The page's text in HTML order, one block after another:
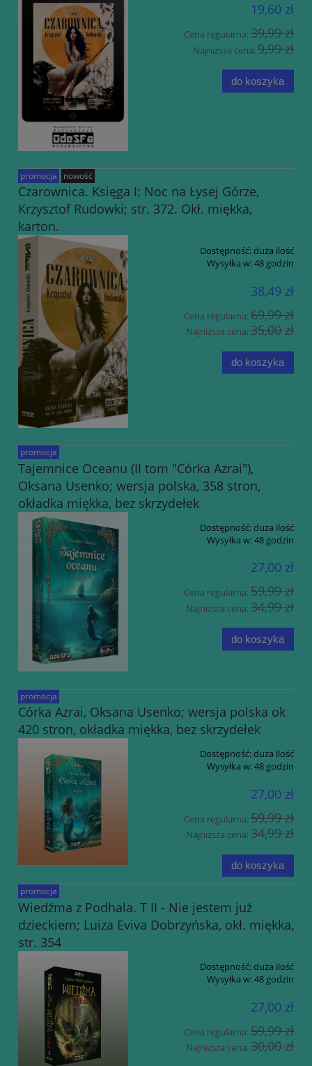
19,60 zł
Cena regularna: 39,99 zł
Najniższa cena: 9,99 zł
do koszyka
Czarownica. Księga I: Noc na Łysej Górze,
Krzysztof Rudowki; str. 372. Okł. miękka,
karton.
Dostępność:duża ilość
Wysyłka w:48 godzin
38,49 zł
Cena regularna: 69,99 zł
Najniższa cena: 35,00 zł
do koszyka
promocja nowość
Tajemnice Oceanu (II tom "Córka Azrai"),
Oksana Usenko; wersja polska, 358 stron,
okładka miękka, bez skrzydełek
Dostępność:duża ilość
Wysyłka w:48 godzin
27,00 zł
Cena regularna: 59,99 zł
Najniższa cena: 34,99 zł
do koszyka
promocja
Córka Azrai, Oksana Usenko; wersja polska ok
420 stron, okładka miękka, bez skrzydełek
Dostępność:duża ilość
Wysyłka w:48 godzin
27,00 zł
Cena regularna: 59,99 zł
Najniższa cena: 34,99 zł
do koszyka
promocja
Wiedźma z Podhala. T II - Nie jestem już
dzieckiem; Luiza Eviva Dobrzyńska, okł. miękka,
str. 354
Dostępność:duża ilość
Wysyłka w:48 godzin
27,00 zł
Cena regularna: 59,99 zł
Najniższa cena: 30,00 zł
promocja